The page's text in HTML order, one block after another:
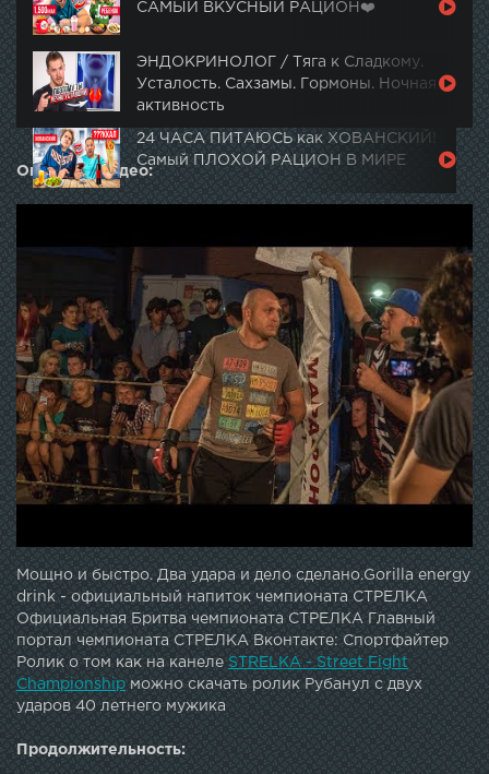
САМЫЙ ВКУСНЫЙ РАЦИОН❤️
ЭНДОКРИНОЛОГ / Тяга к Сладкому.
Усталость. Сахзамы. Гормоны. Ночная
активность
24 ЧАСА ПИТАЮСЬ как ХОВАНСКИЙ!
Самый ПЛОХОЙ РАЦИОН В МИРЕ
Описание видео:
Мощно и быстро. Два удара и дело сделано.Gorilla energy
drink - официальный напиток чемпионата СТРЕЛКА
Официальная Бритва чемпионата СТРЕЛКА Главный
портал чемпионата СТРЕЛКА Вконтакте: Спортфайтер
Ролик о том как на канелеSTRELKA - Street Fight
Championshipможно скачать ролик Рубанул с двух
ударов 40 летнего мужика
Продолжительность: